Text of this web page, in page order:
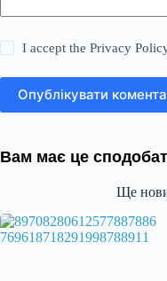
I accept thePrivacy
Опублікувати
Вам має це
Ще